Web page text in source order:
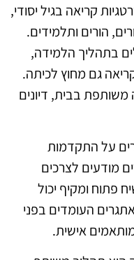
קריאה בגיל יסודי,
הורים ותלמידים.
בתהליך הלמידה,
גם מחוץ לכיתה.
משותפת בבית, דיונים
על התקדמות
מודעים לצרכים
פתוח ומקיף יכול
העומדים בפני
אישית.